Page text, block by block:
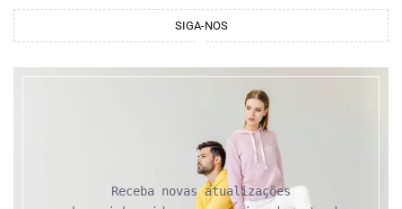
SIGA-NOS
Receba novas atualizações